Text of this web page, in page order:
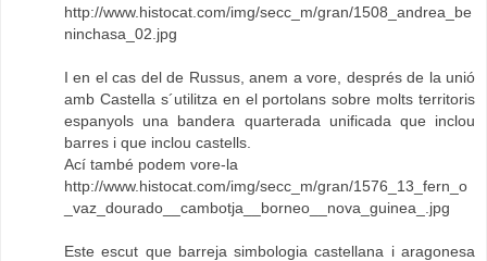
http://www.histocat.com/img/secc_m/gran/1508_andrea_be
ninchasa_02.jpg
I en el cas del de Russus, anem a vore, després de la unió
amb Castella s´utilitza en el portolans sobre molts territoris
espanyols una bandera quarterada unificada que inclou
barres i que inclou castells.
Ací també podem vore-la
http://www.histocat.com/img/secc_m/gran/1576_13_fern_o
_vaz_dourado__cambotja__borneo__nova_guinea_.jpg
Este escut que barreja simbologia castellana i aragonesa